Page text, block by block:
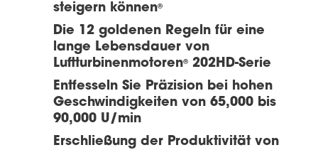
steigern können®
Die 12 goldenen Regeln für eine
lange Lebensdauer von
Luftturbinenmotoren®
202HD-Serie
Entfesseln Sie Präzision bei hohen
Geschwindigkeiten von 65,000 bis
90,000 U/min
Erschließung der Produktivität von